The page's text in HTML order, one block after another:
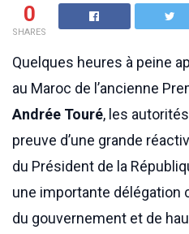
0
SHARES
Quelques heures à peine
au Maroc de l’ancienne
Andrée Touré, les
preuve d’une grande
du Président de la
une importante délégation
du gouvernement et de